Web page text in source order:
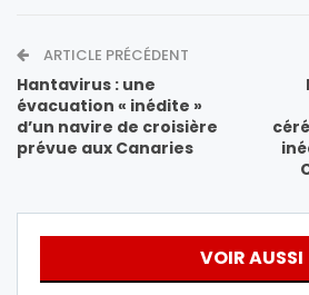
ARTICLE PRÉCÉDENT
Hantavirus : une
évacuation « inédite »
d’un navire de croisière
prévue aux Canaries
VOIR AUSSI